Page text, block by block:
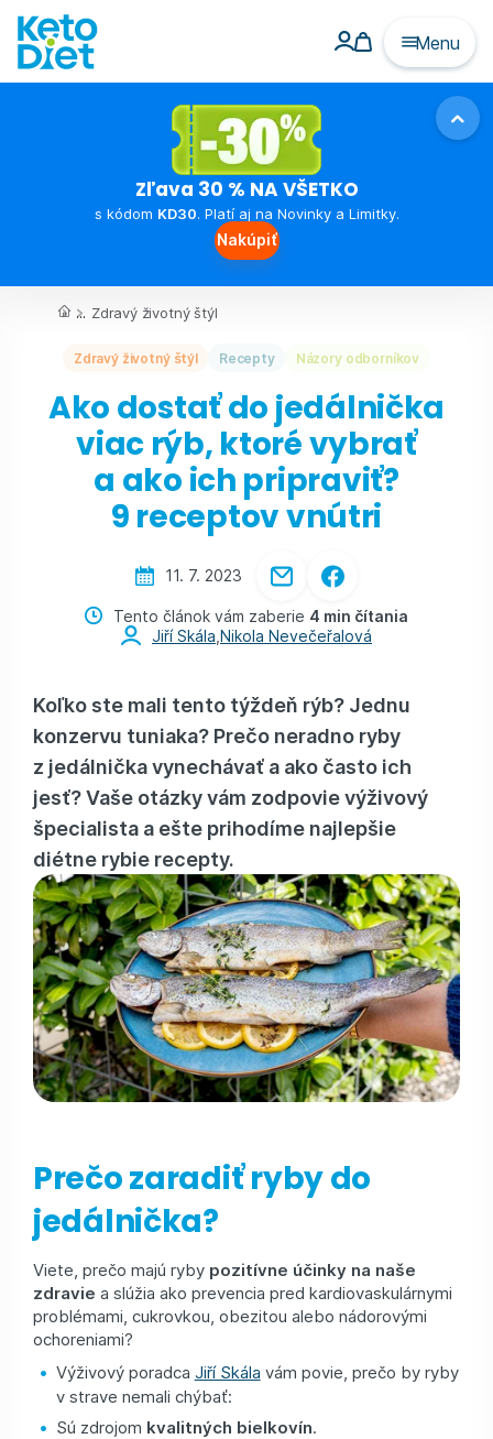
Menu
Zľava 30 % NA VŠETKO
s kódom KD30. Platí aj na Novinky a Limitky.
Nakúpiť
... Zdravý životný štýl
Zdravý životný štýl Recepty Názory odborníkov
Ako dostať do jedálnička
viac rýb, ktoré vybrať
a ako ich pripraviť?
9 receptov vnútri
11. 7. 2023
Tento článok vám zaberie 4 min čítania
Jiří Skála Nikola Nevečeřalová
Koľko ste mali tento týždeň rýb? Jednu
konzervu tuniaka? Prečo neradno ryby
z jedálnička vynechávať a ako často ich
jesť? Vaše otázky vám zodpovie výživový
špecialista a ešte prihodíme najlepšie
diétne rybie recepty.
Prečo zaradiť ryby do
jedálnička?
Viete, prečo majú ryby pozitívne účinky na naše
zdravie a slúžia ako prevencia pred kardiovaskulárnymi
problémami, cukrovkou, obezitou alebo nádorovými
ochoreniami?
Výživový poradca Jiří Skála vám povie, prečo by ryby
v strave nemali chýbať:
Sú zdrojom kvalitných bielkovín.